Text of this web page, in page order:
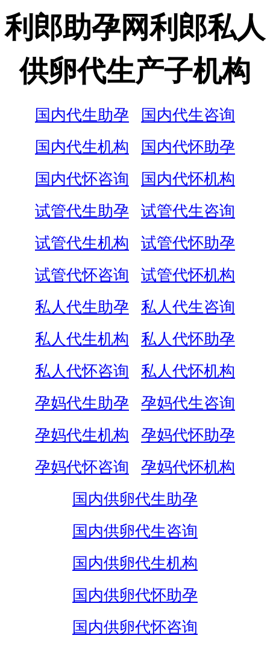
利郎助孕网利郎私人
供卵代生产子机构
国内代生助孕
国内代生咨询
国内代生机构
国内代怀助孕
国内代怀咨询
国内代怀机构
试管代生助孕
试管代生咨询
试管代生机构
试管代怀助孕
试管代怀咨询
试管代怀机构
私人代生助孕
私人代生咨询
私人代生机构
私人代怀助孕
私人代怀咨询
私人代怀机构
孕妈代生助孕
孕妈代生咨询
孕妈代生机构
孕妈代怀助孕
孕妈代怀咨询
孕妈代怀机构
国内供卵代生助孕
国内供卵代生咨询
国内供卵代生机构
国内供卵代怀助孕
国内供卵代怀咨询